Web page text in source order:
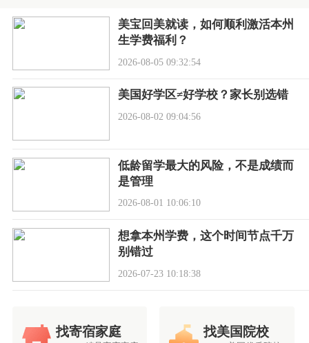
美宝回美就读，如何顺利激活本州
生学费福利？
2026-08-05 09:32:54
美国好学区≠好学校？家长别选错
2026-08-02 09:04:56
低龄留学最大的风险，不是成绩而
是管理
2026-08-01 10:06:10
想拿本州学费，这个时间节点千万
别错过
2026-07-23 10:18:38
找寄宿家庭 找美国院校